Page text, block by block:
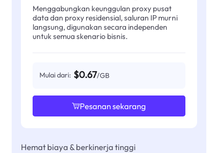
Menggabungkan keunggulan proxy pusat
data dan proxy residensial, saluran IP murni
langsung, digunakan secara independen
untuk semua skenario bisnis.
Mulai dari: $0.67/GB
Pesanan sekarang
Hemat biaya & berkinerja tinggi